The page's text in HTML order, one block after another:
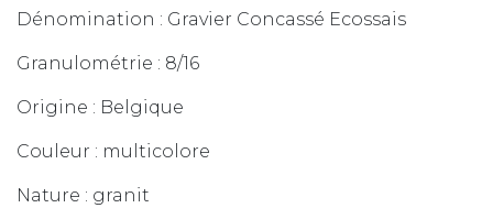
Dénomination : Gravier Concassé Ecossais
Granulométrie : 8/16
Origine : Belgique
Couleur : multicolore
Nature : granit